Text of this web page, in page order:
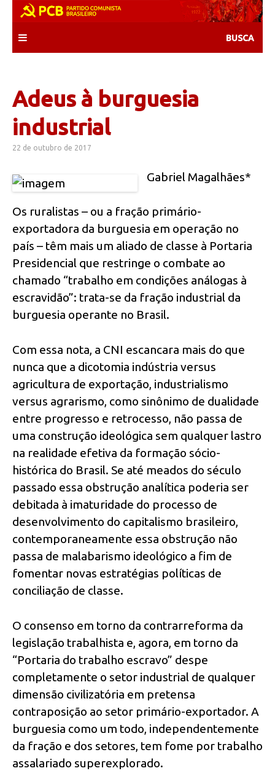
content
Adeus à burguesia
industrial
22 de outubro de 2017
Gabriel Magalhães*
Os ruralistas – ou a fração primário-
exportadora da burguesia em operação no
país – têm mais um aliado de classe à Portaria
Presidencial que restringe o combate ao
chamado “trabalho em condições análogas à
escravidão”: trata-se da fração industrial da
burguesia operante no Brasil.
Com essa nota, a CNI escancara mais do que
nunca que a dicotomia indústria versus
agricultura de exportação, industrialismo
versus agrarismo, como sinônimo de dualidade
entre progresso e retrocesso, não passa de
uma construção ideológica sem qualquer lastro
na realidade efetiva da formação sócio-
histórica do Brasil. Se até meados do século
passado essa obstrução analítica poderia ser
debitada à imaturidade do processo de
desenvolvimento do capitalismo brasileiro,
contemporaneamente essa obstrução não
passa de malabarismo ideológico a fim de
fomentar novas estratégias políticas de
conciliação de classe.
O consenso em torno da contrarreforma da
legislação trabalhista e, agora, em torno da
“Portaria do trabalho escravo” despe
completamente o setor industrial de qualquer
dimensão civilizatória em pretensa
contraposição ao setor primário-exportador. A
burguesia como um todo, independentemente
da fração e dos setores, tem fome por trabalho
assalariado superexplorado.